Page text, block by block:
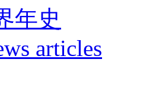
年史
articles